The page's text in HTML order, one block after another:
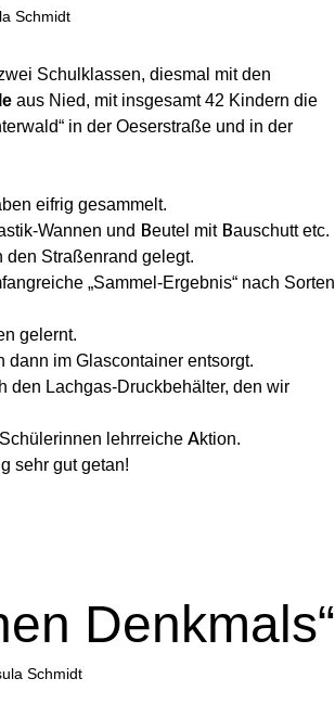
Schmidt
Schulklassen, diesmal mit den
aus Nied, mit insgesamt 42 Kindern die
in der Oeserstraße und in der
eifrig gesammelt.
Wannen und Beutel mit Bauschutt etc.
Straßenrand gelegt.
„Sammel-Ergebnis“ nach Sorten
gelernt.
im Glascontainer entsorgt.
den Lachgas-Druckbehälter, den wir
lehrreiche Aktion.
sehr gut getan!
Denkmals“
Schmidt